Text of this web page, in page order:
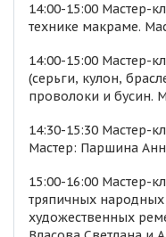
14:00-15:00 Мастер-
технике макраме.
14:00-15:00 Мастер-
(серьги, кулон,
проволоки и бусин.
14:30-15:30 Мастер-
Мастер: Паршина
15:00-16:00 Мастер-
тряпичных народных
художественных